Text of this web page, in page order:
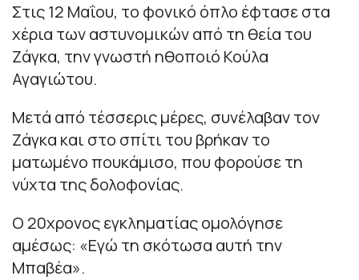
Στις 12 Μαΐου, το φονικό όπλο έφτασε στα
χέρια των αστυνομικών από τη θεία του
Ζάγκα, την γνωστή ηθοποιό Κούλα
Αγαγιώτου.
Μετά από τέσσερις μέρες, συνέλαβαν τον
Ζάγκα και στο σπίτι του βρήκαν το
ματωμένο πουκάμισο, που φορούσε τη
νύχτα της δολοφονίας.
Ο 20χρονος εγκληματίας ομολόγησε
αμέσως: «Εγώ τη σκότωσα αυτή την
Μπαβέα».